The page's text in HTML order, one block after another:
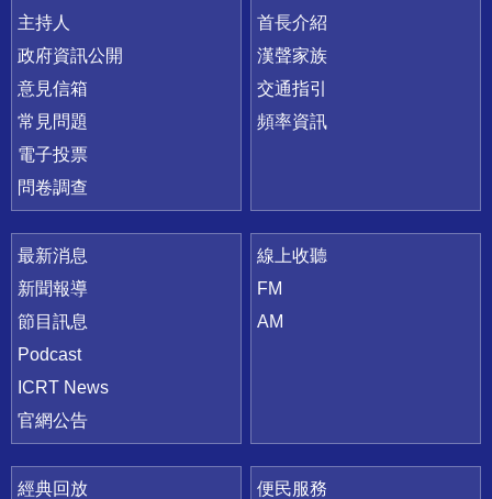
主持人
政府資訊公開
意見信箱
常見問題
電子投票
問卷調查
首長介紹
漢聲家族
交通指引
頻率資訊
最新消息
新聞報導
節目訊息
Podcast
ICRT News
官網公告
線上收聽
FM
AM
經典回放
便民服務